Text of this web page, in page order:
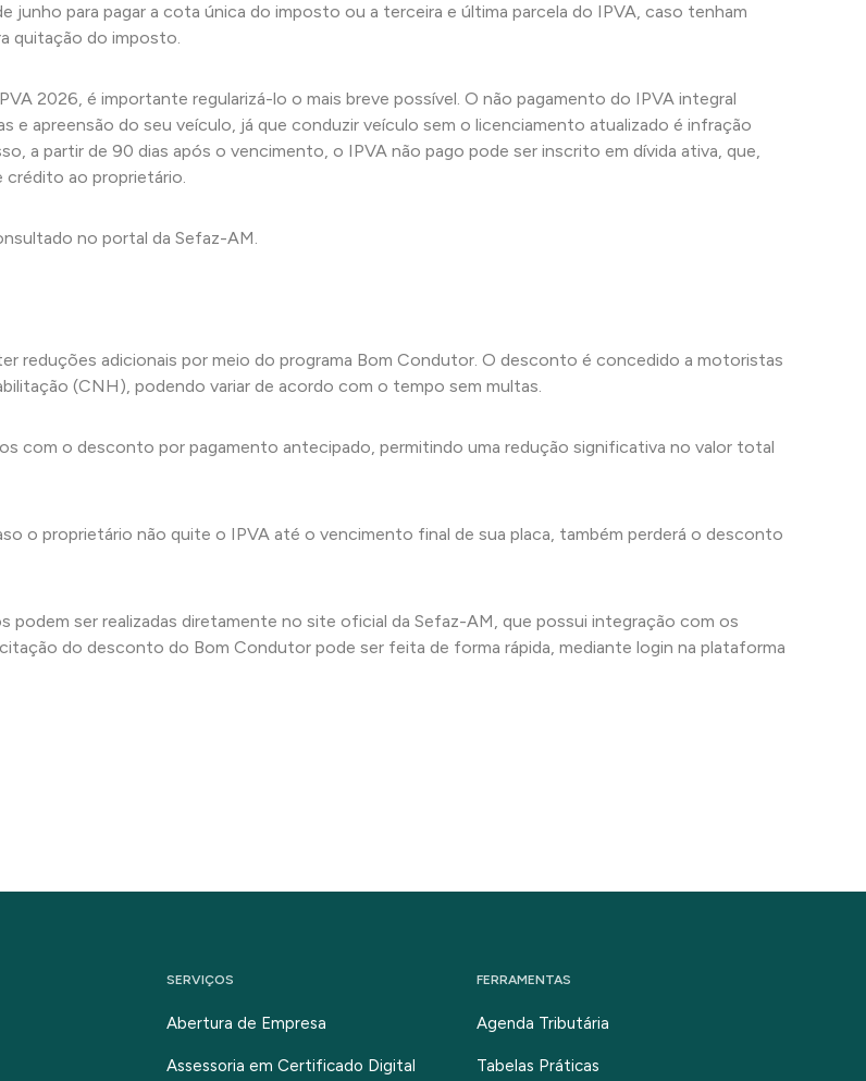
para pagar a cota única do imposto ou a terceira e última parcela do IPVA, caso tenham
quitação do imposto.
2026, é importante regularizá-lo o mais breve possível. O não pagamento do IPVA integral
apreensão do seu veículo, já que conduzir veículo sem o licenciamento atualizado é infração
a partir de 90 dias após o vencimento, o IPVA não pago pode ser inscrito em dívida ativa, que,
crédito ao proprietário.
no portal da Sefaz-AM.
reduções adicionais por meio do programa Bom Condutor. O desconto é concedido a motoristas
(CNH), podendo variar de acordo com o tempo sem multas.
com o desconto por pagamento antecipado, permitindo uma redução significativa no valor total
o proprietário não quite o IPVA até o vencimento final de sua placa, também perderá o desconto
ser realizadas diretamente no site oficial da Sefaz-AM, que possui integração com os
do desconto do Bom Condutor pode ser feita de forma rápida, mediante login na plataforma
SERVIÇOS
Abertura de Empresa
Assessoria em Certificado Digital
FERRAMENTAS
Agenda Tributária
Tabelas Práticas